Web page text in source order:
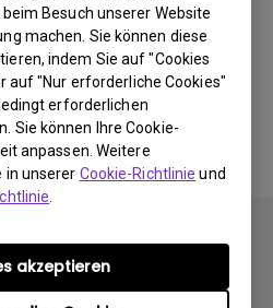
Besuch unserer Website
machen. Sie können diese
indem Sie auf "Cookies
auf "Nur erforderliche Cookies"
erforderlichen
Sie können Ihre Cookie-
anpassen. Weitere
in unserer Cookie-Richtlinie und
akzeptieren
Software
Treiber